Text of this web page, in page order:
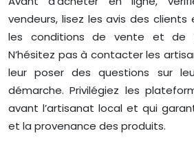
vendeurs, lisez les avis des
les conditions de vente et de
N’hésitez pas à contacter les
leur poser des questions sur
démarche. Privilégiez les
avant l’artisanat local et qui
et la provenance des produits.